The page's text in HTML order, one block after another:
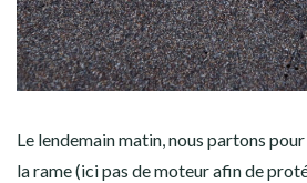
Le lendemain matin, nous partons
la rame (ici pas de moteur afin de